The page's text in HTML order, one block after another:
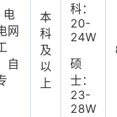
电
网
自
本
科
及
以
上
科：
20-
24W
硕
士：
23-
28W